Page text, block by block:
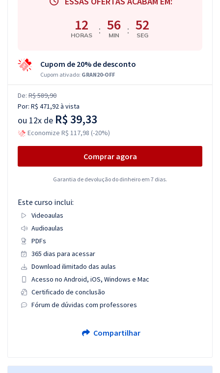
12
HORAS : 56
MIN : 51
SEG
Cupom de 20% de desconto
Cupom ativado: GRAN20-OFF
De: R$ 589,90
Por: R$ 471,92à vista
ou 12x de R$ 39,33
Economize R$ 117,98 (-20%)
Comprar agora
Garantia de devolução do dinheiro em 7 dias.
Este curso inclui:
Videoaulas
Audioaulas
PDFs
365 dias para acessar
Download ilimitado das aulas
Acesso no Android, iOS, Windows e Mac
Certificado de conclusão
Fórum de dúvidas com professores
Compartilhar